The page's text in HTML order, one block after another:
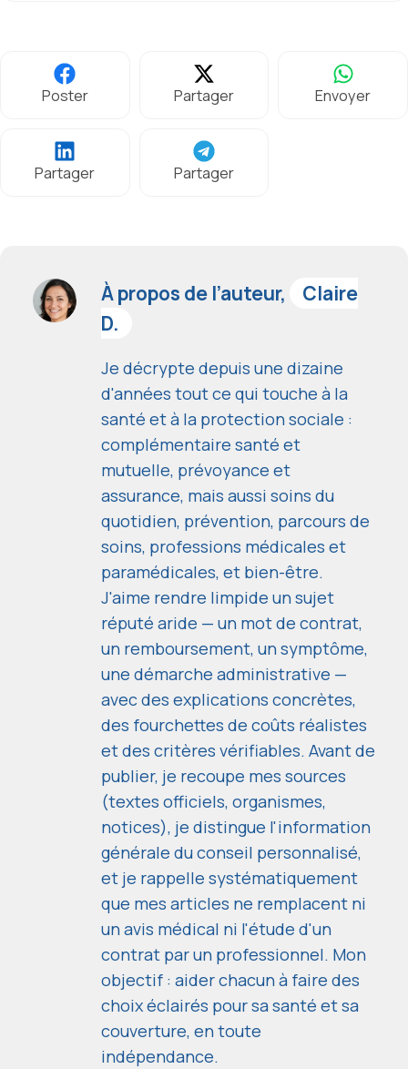
Poster Partager Envoyer
Partager Partager
À propos de l’auteur,
Claire
D.
Je décrypte depuis une dizaine
d'années tout ce qui touche à la
santé et à la protection sociale :
complémentaire santé et
mutuelle, prévoyance et
assurance, mais aussi soins du
quotidien, prévention, parcours de
soins, professions médicales et
paramédicales, et bien-être.
J'aime rendre limpide un sujet
réputé aride — un mot de contrat,
un remboursement, un symptôme,
une démarche administrative —
avec des explications concrètes,
des fourchettes de coûts réalistes
et des critères vérifiables. Avant de
publier, je recoupe mes sources
(textes officiels, organismes,
notices), je distingue l'information
générale du conseil personnalisé,
et je rappelle systématiquement
que mes articles ne remplacent ni
un avis médical ni l'étude d'un
contrat par un professionnel. Mon
objectif : aider chacun à faire des
choix éclairés pour sa santé et sa
couverture, en toute
indépendance.